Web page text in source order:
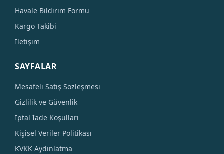
Havale Bildirim Formu
Kargo Takibi
İletişim
SAYFALAR
Mesafeli Satış Sözleşmesi
Gizlilik ve Güvenlik
İptal İade Koşulları
Kişisel Veriler Politikası
KVKK Aydınlatma